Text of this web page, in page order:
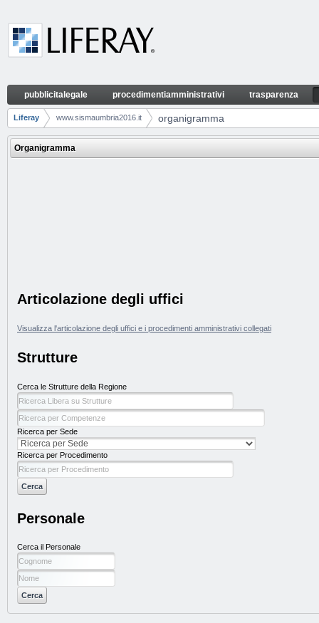
organigramma
Gezinti
pubblicitalegale procedimentiamministrativi trasparenza
Breadcrumbs
Liferay www.sismaumbria2016.it organigramma
Organigramma
Articolazione degli uffici
Visualizza l'articolazione degli uffici e i procedimenti amministrativi collegati
Strutture
Cerca le Strutture della Regione
Ricerca per Sede
Ricerca per Procedimento
Personale
Cerca il Personale